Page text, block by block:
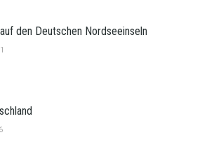
den Deutschen Nordseeinseln